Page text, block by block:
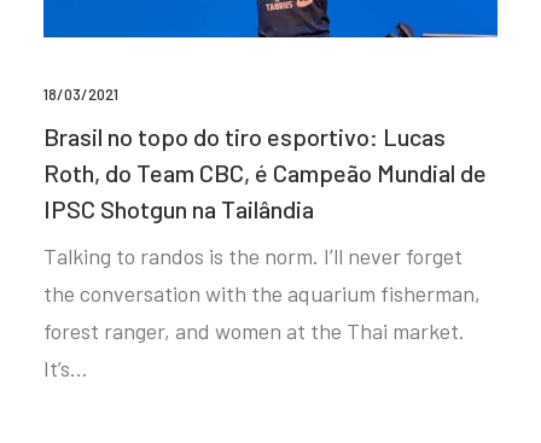
18/03/2021
Brasil no topo do tiro esportivo: Lucas
Roth, do Team CBC, é Campeão Mundial de
IPSC Shotgun na Tailândia
Talking to randos is the norm. I’ll never forget
the conversation with the aquarium fisherman,
forest ranger, and women at the Thai market.
It’s…